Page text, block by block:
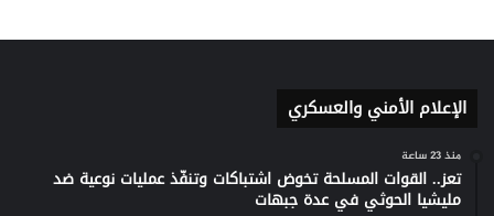
الإعلام الأمني والعسكري
منذ 23 ساعة
تعز.. القوات المسلحة تخوض اشتباكات وتنفّذ عمليات نوعية ضد
مليشيا الحوثي في عدة جبهات